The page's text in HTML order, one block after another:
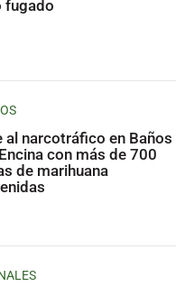
fugado
al narcotráfico en Baños
con más de 700
de marihuana